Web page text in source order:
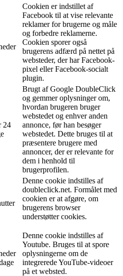
Cookien er indstillet af
Facebook til at vise relevante
reklamer for brugerne og måle
og forbedre reklamerne.
Cookien sporer også
brugerens adfærd på nettet på
websteder, der har Facebook-
pixel eller Facebook-socialt
plugin.
24
Brugt af Google DoubleClick
og gemmer oplysninger om,
hvordan brugeren bruger
webstedet og enhver anden
annonce, før han besøger
webstedet. Dette bruges til at
præsentere brugere med
annoncer, der er relevante for
dem i henhold til
brugerprofilen.
Denne cookie indstilles af
doubleclick.net. Formålet med
cookien er at afgøre, om
brugerens browser
understøtter cookies.
Denne cookie indstilles af
Youtube. Bruges til at spore
oplysningerne om de
integrerede YouTube-videoer
på et websted.